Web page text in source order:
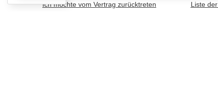
Ich möchte vom Vertrag zurücktreten
Liste